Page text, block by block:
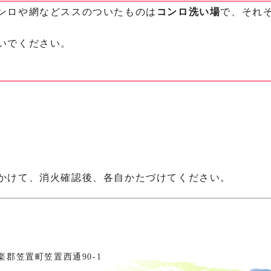
ロや網などススのついたものは コンロ洗い場で、それ
でください。
けて、消火確認後、各自かたづけてください。
笠置町笠置西通90-1